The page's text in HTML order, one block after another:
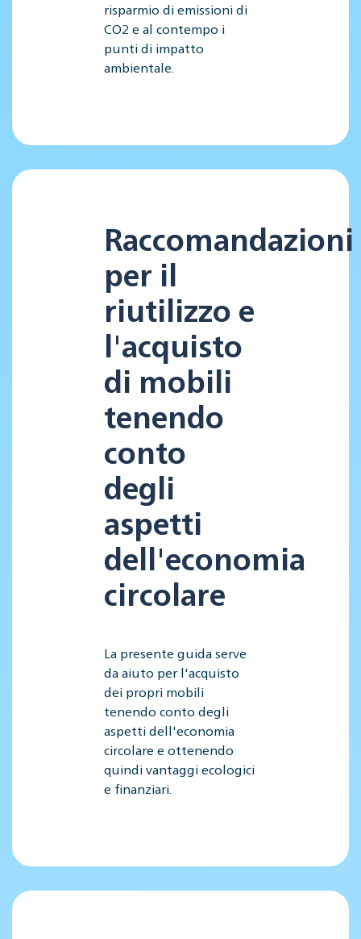
risparmio di emissioni di
CO2 e al contempo i
punti di impatto
ambientale.
Raccomandazioni
per il
riutilizzo e
l'acquisto
di mobili
tenendo
conto
degli
aspetti
dell'economia
circolare
La presente guida serve
da aiuto per l'acquisto
dei propri mobili
tenendo conto degli
aspetti dell'economia
circolare e ottenendo
quindi vantaggi ecologici
e finanziari.